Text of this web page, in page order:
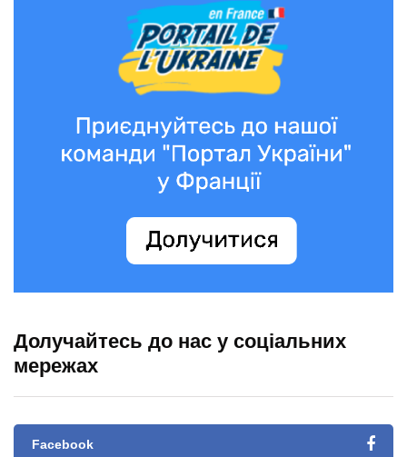
Долучайтесь до нас у соціальних
мережах
Facebook